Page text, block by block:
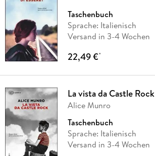
Taschenbuch
Sprache: Italienisch
Versand in 3-4 Wochen
22,49 €*
La vista da Castle Rock
Alice Munro
Taschenbuch
Sprache: Italienisch
Versand in 3-4 Wochen